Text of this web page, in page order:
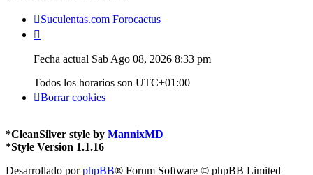
Suculentas.com Forocactus
Fecha actual Sab Ago 08, 2026 8:33 pm
Todos los horarios son UTC+01:00
Borrar cookies
*CleanSilver style by MannixMD
*Style Version 1.1.16
Desarrollado porphpBB® Forum Software © phpBB Limited